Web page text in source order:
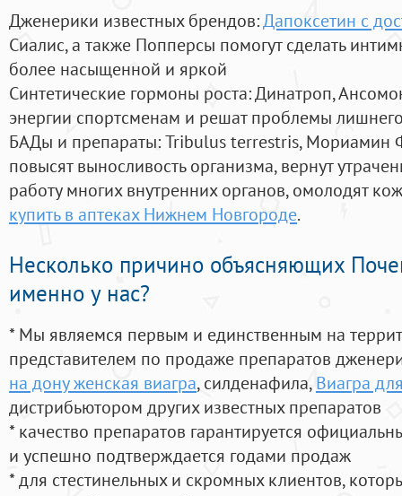
Дженерики известных брендов:Дапоксетин с
Сиалис, а также Попперсы помогут сделать
более насыщенной и яркой
Синтетические гормоны роста: Динатроп,
энергии спортсменам и решат проблемы
БАДы и препараты:Tribulus terrestris, Мориамин
повысят выносливость организма, вернут
работу многих внутренних органов, омолодят
купить в аптеках Нижнем Новгороде.
Несколько причино объясняющих
именно у нас?
* Мы являемся первым и единственным на
представителем по продаже препаратов
на дону женская виагра, силденафила, Виагра
дистрибьютором других известных препаратов
* качество препаратов гарантируется
и успешно подтверждается годами продаж
* для стестинельных и скромных клиентов,